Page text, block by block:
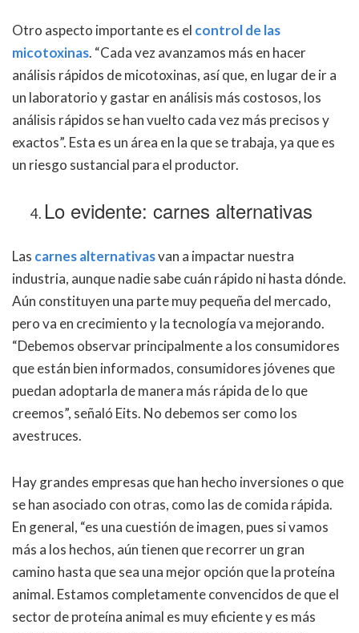
Otro aspecto importante es el control de las
micotoxinas. “Cada vez avanzamos más en hacer
análisis rápidos de micotoxinas, así que, en lugar de ir a
un laboratorio y gastar en análisis más costosos, los
análisis rápidos se han vuelto cada vez más precisos y
exactos”. Esta es un área en la que se trabaja, ya que es
un riesgo sustancial para el productor.
Lo evidente: carnes alternativas
Las carnes alternativasvan a impactar nuestra
industria, aunque nadie sabe cuán rápido ni hasta dónde.
Aún constituyen una parte muy pequeña del mercado,
pero va en crecimiento y la tecnología va mejorando.
“Debemos observar principalmente a los consumidores
que están bien informados, consumidores jóvenes que
puedan adoptarla de manera más rápida de lo que
creemos”, señaló Eits. No debemos ser como los
avestruces.
Hay grandes empresas que han hecho inversiones o que
se han asociado con otras, como las de comida rápida.
En general, “es una cuestión de imagen, pues si vamos
más a los hechos, aún tienen que recorrer un gran
camino hasta que sea una mejor opción que la proteína
animal. Estamos completamente convencidos de que el
sector de proteína animal es muy eficiente y es más